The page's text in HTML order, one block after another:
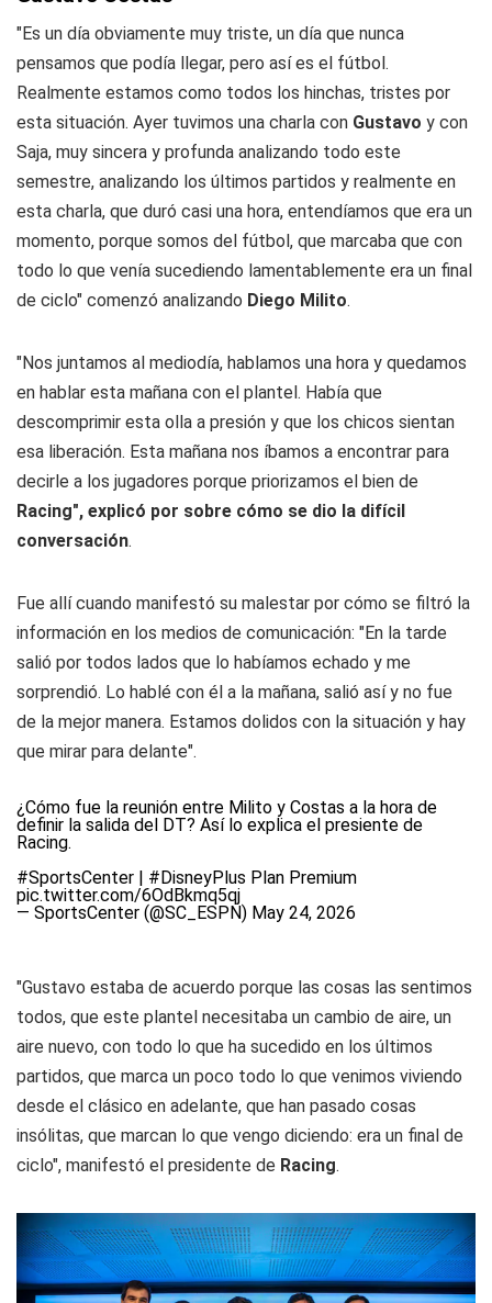
"Es un día obviamente muy triste, un día que nunca
pensamos que podía llegar, pero así es el fútbol.
Realmente estamos como todos los hinchas, tristes por
esta situación. Ayer tuvimos una charla con Gustavo y con
Saja, muy sincera y profunda analizando todo este
semestre, analizando los últimos partidos y realmente en
esta charla, que duró casi una hora, entendíamos que era un
momento, porque somos del fútbol, que marcaba que con
todo lo que venía sucediendo lamentablemente era un final
de ciclo" comenzó analizando Diego Milito.
"Nos juntamos al mediodía, hablamos una hora y quedamos
en hablar esta mañana con el plantel. Había que
descomprimir esta olla a presión y que los chicos sientan
esa liberación. Esta mañana nos íbamos a encontrar para
decirle a los jugadores porque priorizamos el bien de
Racing", explicó por sobre cómo se dio la difícil
conversación.
Fue allí cuando manifestó su malestar por cómo se filtró la
información en los medios de comunicación: "En la tarde
salió por todos lados que lo habíamos echado y me
sorprendió. Lo hablé con él a la mañana, salió así y no fue
de la mejor manera. Estamos dolidos con la situación y hay
que mirar para delante".
¿Cómo fue la reunión entre Milito y Costas a la hora de
definir la salida del DT? Así lo explica el presiente de
Racing.
#SportsCenter | #DisneyPlus Plan Premium
pic.twitter.com/6OdBkmq5qj
— SportsCenter (@SC_ESPN) May 24, 2026
"Gustavo estaba de acuerdo porque las cosas las sentimos
todos, que este plantel necesitaba un cambio de aire, un
aire nuevo, con todo lo que ha sucedido en los últimos
partidos, que marca un poco todo lo que venimos viviendo
desde el clásico en adelante, que han pasado cosas
insólitas, que marcan lo que vengo diciendo: era un final de
ciclo", manifestó el presidente de Racing.